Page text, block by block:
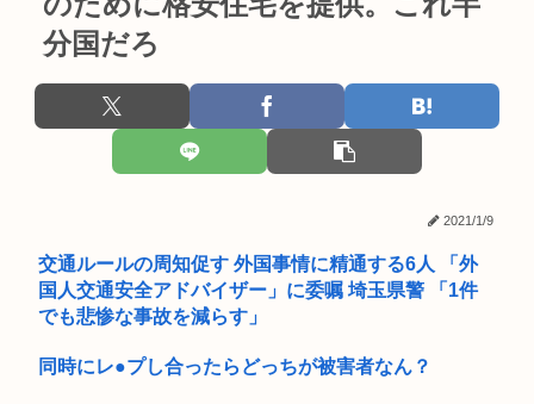
トランプの支持率低迷中の共和党、中間選挙では「民主党はも
でも移民を積極的に入れなきゃ日本という何もない小さな国は
「暴走族じゃないのにコルク半ヘルメットを被ってた」と因縁
つけて暴...
さいきん戦争について勉強してるんだけどヤバい事知った
早稲田大学「学生の皆さん、近隣飲食店での無銭飲食はやめて
【高校野球】熊本代表の有明高校が9回2アウトから大逆転勝
そういや最近お前ら自虐風自慢しなくなったよな？
【画像】へずまりゅう、熊本でとんでもないものを提供してし
まい大炎...
分国だろ
2021/1/9
交通ルールの周知促す 外国事情に精通する6人 「外
国人交通安全アドバイザー」に委嘱 埼玉県警 「1件
でも悲惨な事故を減らす」
同時にレ●プし合ったらどっちが被害者なん？